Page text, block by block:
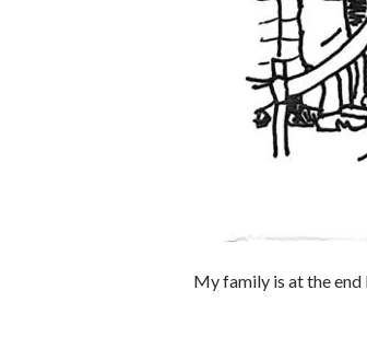
My family is at the end